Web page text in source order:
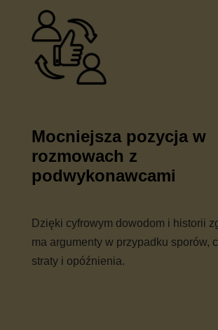
Mocniejsza pozycja w
rozmowach z
podwykonawcami
Dzięki cyfrowym dowodom i historii
ma argumenty w przypadku sporów,
straty i opóźnienia.